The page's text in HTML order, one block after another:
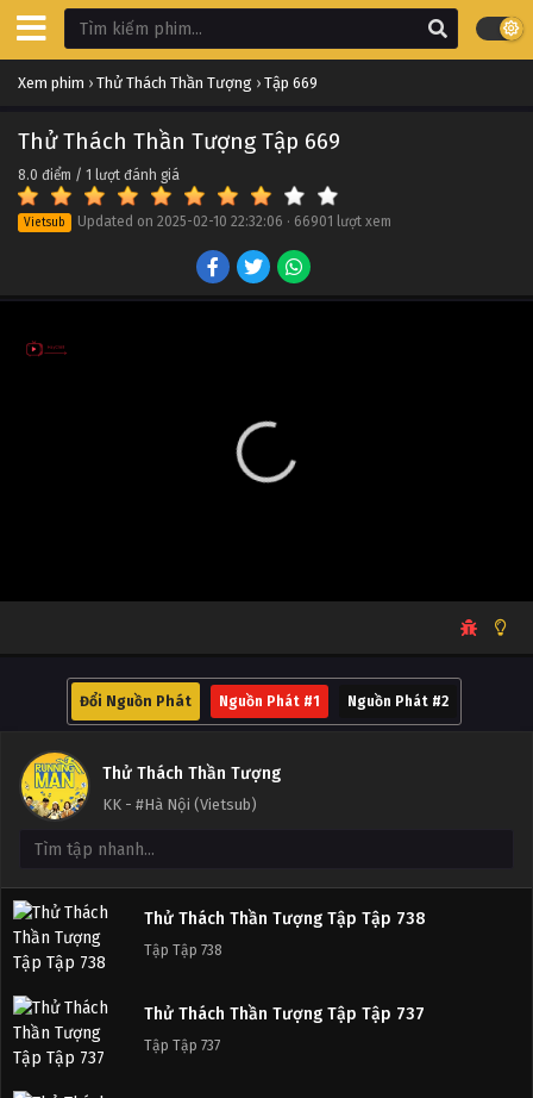
Xem phim › Thử Thách Thần Tượng › Tập 669
Thử Thách Thần Tượng Tập 669
8.0 điểm / 1 lượt đánh giá
Vietsub Updated on 2025-02-10 22:32:06 · 66901 lượt xem
Đổi Nguồn Phát Nguồn Phát #1 Nguồn Phát #2
Thử Thách Thần Tượng
KK - #Hà Nội (Vietsub)
Thử Thách Thần Tượng Tập Tập 738
Tập Tập 738
Thử Thách Thần Tượng Tập Tập 737
Tập Tập 737